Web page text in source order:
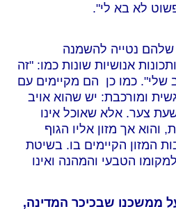
לא בא לי".
שלהם נטייה להשמנה
אנושיות שונות כמו: "זה
שלי". כמו כן הם מקיימים עם
ומורכבת: יש שהוא אויב
צער. אלא שאוכל אינו
והוא אך מזון אליו הגוף
המזון הקיימים בו. בשיטת
הטבעי והמהנה ואינו
ממשכנו שבכיכר המדינה,